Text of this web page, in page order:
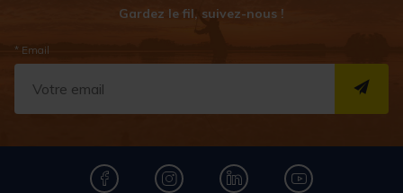
Gardez le fil, suivez-nous !
* Email